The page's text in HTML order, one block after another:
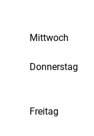
Mittwoch
Donnerstag
Freitag